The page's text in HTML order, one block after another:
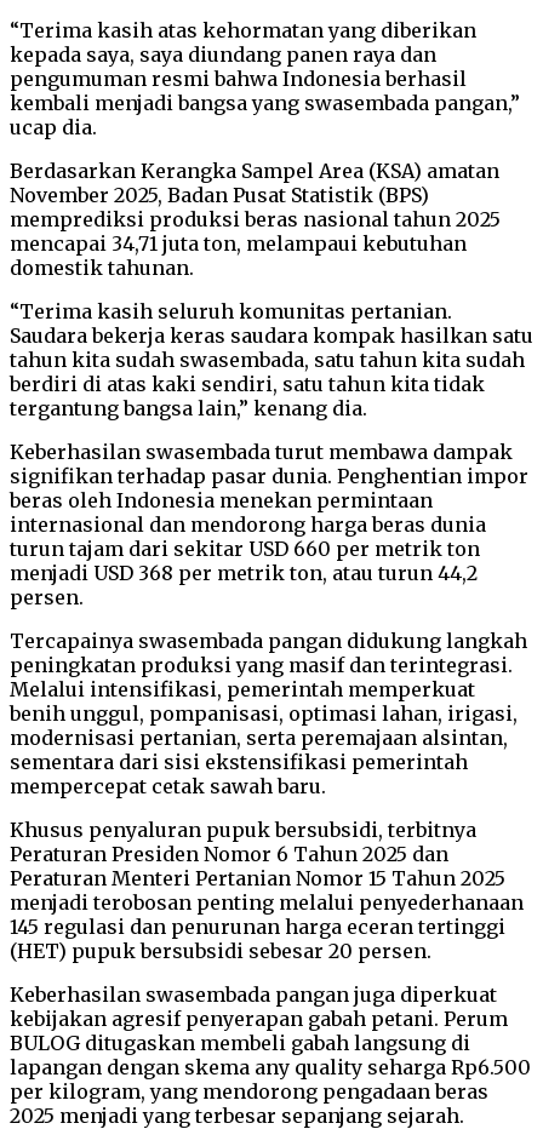
“Terima kasih atas kehormatan yang diberikan
kepada saya, saya diundang panen raya dan
pengumuman resmi bahwa Indonesia berhasil
kembali menjadi bangsa yang swasembada pangan,”
ucap dia.
Berdasarkan Kerangka Sampel Area (KSA) amatan
November 2025, Badan Pusat Statistik (BPS)
memprediksi produksi beras nasional tahun 2025
mencapai 34,71 juta ton, melampaui kebutuhan
domestik tahunan.
“Terima kasih seluruh komunitas pertanian.
Saudara bekerja keras saudara kompak hasilkan satu
tahun kita sudah swasembada, satu tahun kita sudah
berdiri di atas kaki sendiri, satu tahun kita tidak
tergantung bangsa lain,” kenang dia.
Keberhasilan swasembada turut membawa dampak
signifikan terhadap pasar dunia. Penghentian impor
beras oleh Indonesia menekan permintaan
internasional dan mendorong harga beras dunia
turun tajam dari sekitar USD 660 per metrik ton
menjadi USD 368 per metrik ton, atau turun 44,2
persen.
Tercapainya swasembada pangan didukung langkah
peningkatan produksi yang masif dan terintegrasi.
Melalui intensifikasi, pemerintah memperkuat
benih unggul, pompanisasi, optimasi lahan, irigasi,
modernisasi pertanian, serta peremajaan alsintan,
sementara dari sisi ekstensifikasi pemerintah
mempercepat cetak sawah baru.
Khusus penyaluran pupuk bersubsidi, terbitnya
Peraturan Presiden Nomor 6 Tahun 2025 dan
Peraturan Menteri Pertanian Nomor 15 Tahun 2025
menjadi terobosan penting melalui penyederhanaan
145 regulasi dan penurunan harga eceran tertinggi
(HET) pupuk bersubsidi sebesar 20 persen.
Keberhasilan swasembada pangan juga diperkuat
kebijakan agresif penyerapan gabah petani. Perum
BULOG ditugaskan membeli gabah langsung di
lapangan dengan skema any quality seharga Rp6.500
per kilogram, yang mendorong pengadaan beras
2025 menjadi yang terbesar sepanjang sejarah.